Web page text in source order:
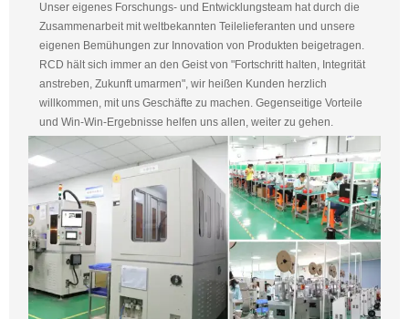
Unser eigenes Forschungs- und Entwicklungsteam hat durch die
Zusammenarbeit mit weltbekannten Teilelieferanten und unsere
eigenen Bemühungen zur Innovation von Produkten beigetragen.
RCD hält sich immer an den Geist von "Fortschritt halten, Integrität
anstreben, Zukunft umarmen", wir heißen Kunden herzlich
willkommen, mit uns Geschäfte zu machen. Gegenseitige Vorteile
und Win-Win-Ergebnisse helfen uns allen, weiter zu gehen.